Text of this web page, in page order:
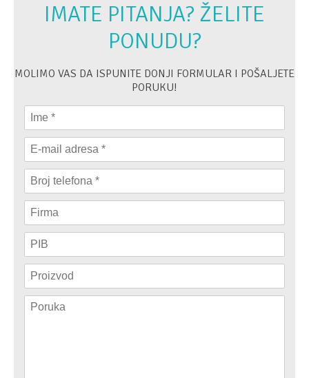
IMATE PITANJA? ŽELITE
PONUDU?
MOLIMO VAS DA ISPUNITE DONJI FORMULAR I POŠALJETE
PORUKU!